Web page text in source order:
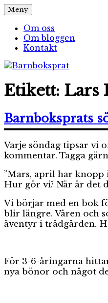
Hoppa
till
innehåll
Barnboksprat
– en blogg om
Meny
Om oss
Om bloggen
Kontakt
Etikett: Lars
Barnboksprats
Varje söndag tipsar vi
kommentar. Tagga
”Mars, april har knopp
Hur gör vi? När är det
Vi börjar med en bok
blir längre. Våren och
äventyr i trädgården.
För 3-6-åringarna
nya bönor och något